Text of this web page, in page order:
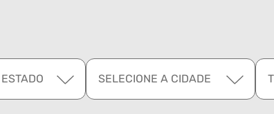
SELECIONE A CIDADE